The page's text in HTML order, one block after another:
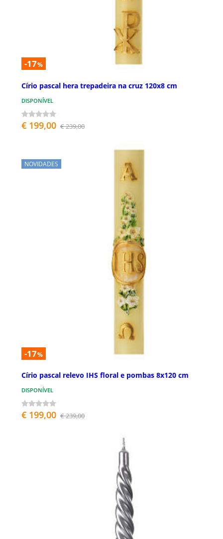
-17%
Círio pascal hera trepadeira na cruz 120x8 cm
DISPONÍVEL
€ 199,00 € 239,00
NOVIDADES
-17%
Círio pascal relevo IHS floral e pombas 8x120 cm
DISPONÍVEL
€ 199,00 € 239,00